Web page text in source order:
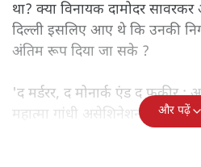
था? क्या विनायक दामोदर
दिल्ली इसलिए आए थे कि उनकी
अंतिम रूप दिया जा सके ?
'द मर्डरर, द मोनार्क एंड द फ़कीर
महात्मा गांधी असेशिनेशन' नामक
और पढ़ें